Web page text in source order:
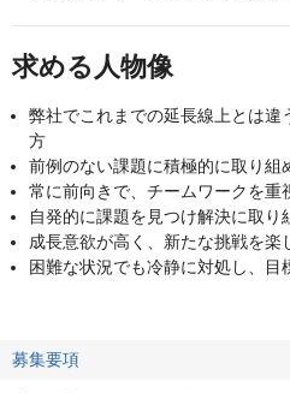
求める人物像
弊社でこれまでの延長線上とは違
方
前例のない課題に積極的に取り組
常に前向きで、チームワークを重
自発的に課題を見つけ解決に取り
成長意欲が高く、新たな挑戦を楽
困難な状況でも冷静に対処し、
募集要項